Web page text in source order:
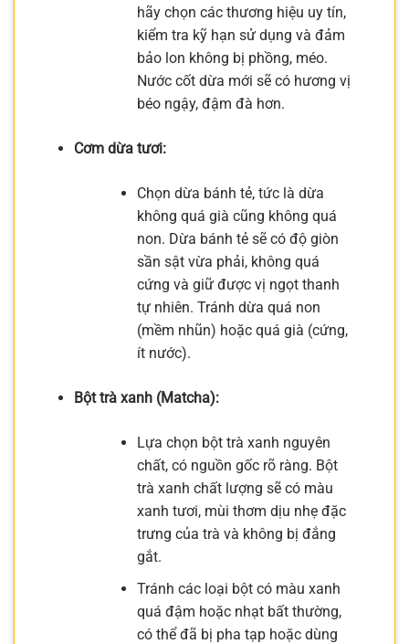
hãy chọn các thương hiệu uy tín,
kiểm tra kỹ hạn sử dụng và đảm
bảo lon không bị phồng, méo.
Nước cốt dừa mới sẽ có hương vị
béo ngậy, đậm đà hơn.
Cơm dừa tươi:
Chọn dừa bánh tẻ, tức là dừa
không quá già cũng không quá
non. Dừa bánh tẻ sẽ có độ giòn
sần sật vừa phải, không quá
cứng và giữ được vị ngọt thanh
tự nhiên. Tránh dừa quá non
(mềm nhũn) hoặc quá già (cứng,
ít nước).
Bột trà xanh (Matcha):
Lựa chọn bột trà xanh nguyên
chất, có nguồn gốc rõ ràng. Bột
trà xanh chất lượng sẽ có màu
xanh tươi, mùi thơm dịu nhẹ đặc
trưng của trà và không bị đắng
gắt.
Tránh các loại bột có màu xanh
quá đậm hoặc nhạt bất thường,
có thể đã bị pha tạp hoặc dùng